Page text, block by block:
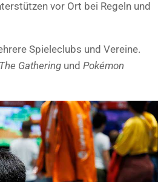
vor Ort bei Regeln und
Spieleclubs und Vereine.
Gathering und Pokémon